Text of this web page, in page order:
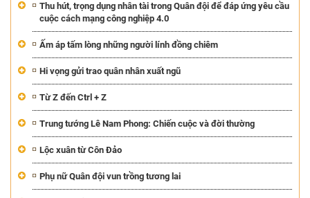
Thu hút, trọng dụng nhân tài trong Quân đội để đáp ứng yêu cầu
cuộc cách mạng công nghiệp 4.0
Ấm áp tấm lòng những người lính đồng chiêm
Hi vọng gửi trao quân nhân xuất ngũ
Từ Z đến Ctrl + Z
Trung tướng Lê Nam Phong: Chiến cuộc và đời thường
Lộc xuân từ Côn Đảo
Phụ nữ Quân đội vun trồng tương lai